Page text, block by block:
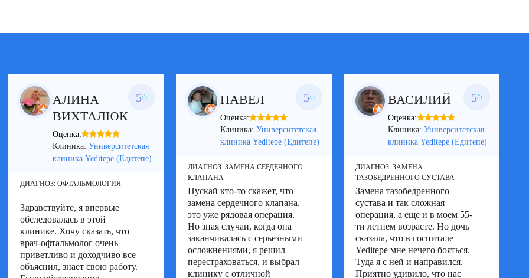
АЛИНА
ВИХТАЛЮК
5/5
Оценка:
Клиника: Университетская
клиника Yeditepe (Едитепе)
ДИАГНОЗ:ОФТАЛЬМОЛОГИЯ
Здравствуйте, я впервые
обследовалась в этой
клинике. Хочу сказать, что
врач-офтальмолог очень
приветливо и доходчиво все
объяснил, знает свою работу.
ПАВЕЛ 5/5
Оценка:
Клиника: Университетская
клиника Yeditepe (Едитепе)
ДИАГНОЗ:ЗАМЕНА СЕРДЕЧНОГО
КЛАПАНА
Пускай кто-то скажет, что
замена сердечного клапана,
это уже рядовая операция.
Но зная случаи, когда она
заканчивалась с серьезными
осложнениями, я решил
перестраховаться, и выбрал
клинику с отличной
ВАСИЛИЙ 5/5
Оценка:
Клиника: Университетская
клиника Yeditepe (Едитепе)
ДИАГНОЗ:ЗАМЕНА
ТАЗОБЕДРЕННОГО СУСТАВА
Замена тазобедренного
сустава и так сложная
операция, а еще и в моем 55-
ти летнем возрасте. Но дочь
сказала, что в госпитале
Yeditepe мне нечего бояться.
Туда я с ней и направился.
Приятно удивило, что нас